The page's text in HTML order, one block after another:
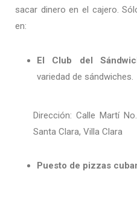
sacar dinero en el cajero.
en:
El Club del
variedad de sándwiches.
Dirección: Calle Martí
Santa Clara, Villa Clara
Puesto de pizzas